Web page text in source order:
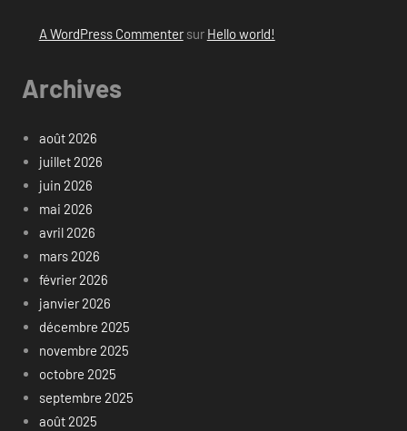
A WordPress Commentersur Hello world!
Archives
août 2026
juillet 2026
juin 2026
mai 2026
avril 2026
mars 2026
février 2026
janvier 2026
décembre 2025
novembre 2025
octobre 2025
septembre 2025
août 2025